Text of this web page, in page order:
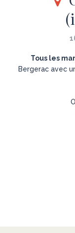
Tous les
Bergerac avec